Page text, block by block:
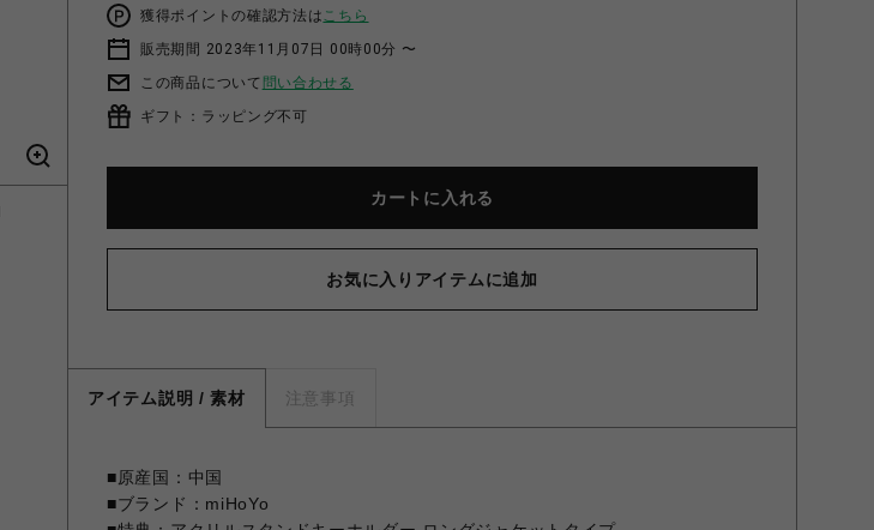
獲得ポイントの確認方法はこちら
販売期間 2023年11月07日 00時00分 〜
この商品について 問い合わせる
ギフト：ラッピング不可
カートに入れる
お気に入りアイテムに追加
アイテム説明 / 素材 注意事項
■原産国：中国
■ブランド：miHoYo